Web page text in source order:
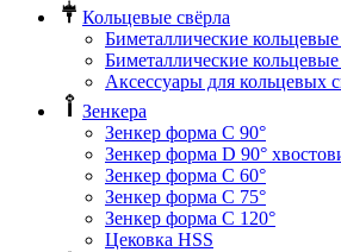
Кольцевые свёрла
Биметаллические
Биметаллические
Аксессуары для кольцевых
Зенкера
Зенкер форма С 90°
Зенкер форма D 90°
Зенкер форма С 60°
Зенкер форма С 75°
Зенкер форма С 120°
Цековка HSS